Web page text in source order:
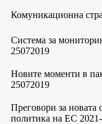
Комуникационна
Система за
25072019
Новите моменти в
25072019
Преговори за новата
политика на ЕС